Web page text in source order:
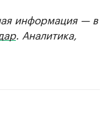
информация — в
. Аналитика,